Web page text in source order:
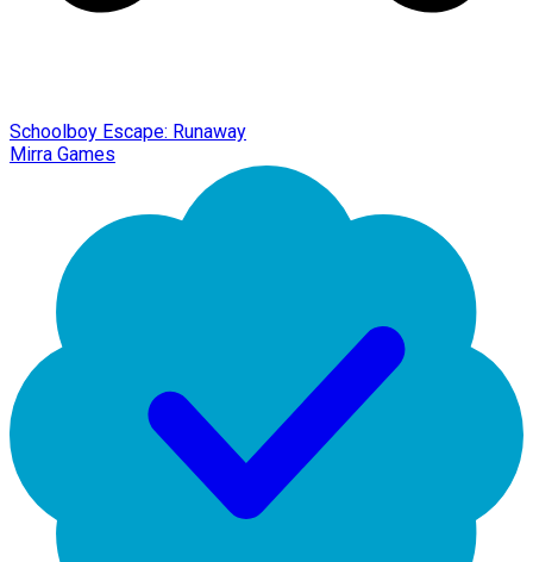
Schoolboy Escape: Runaway
Mirra Games